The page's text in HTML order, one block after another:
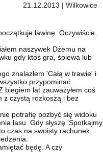
21.12.2013 | Wilkowice
lawinę. Oczywiście,
naszywek Dżemu na
gdy ktoś gra, śpiewa lub
znalazłem 'Całą w trawie' i
przypominać...
biegiem lat zauważyłem coś
z czystą rozkoszą i bez
potrafię pozbyć się widoku
lasu. Gdy słyszę 'Spotkajmy
czas na swoisty rachunek
będę. A czy